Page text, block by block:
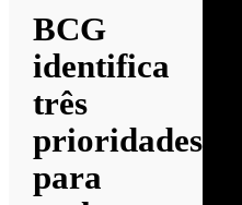
BCG
identifica
três
prioridades
para